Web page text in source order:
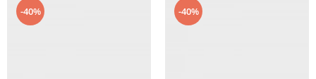
-40% -40%